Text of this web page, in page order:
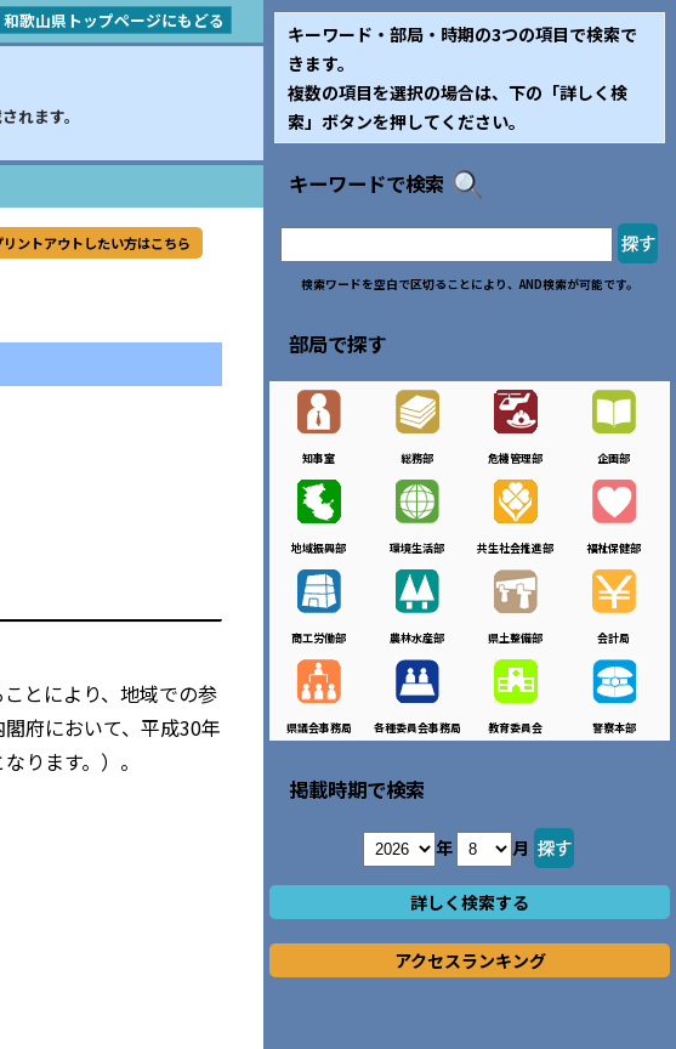
和歌山県トップページにもどる
れます。
ントアウトしたい方はこちら
とにより、地域での参
府において、平成30年
ります。）。
キーワード・部局・時期の3つの項目で検索で
きます。
複数の項目を選択の場合は、下の「詳しく検
索」ボタンを押してください。
キーワードで検索
検索ワードを空白で区切ることにより、AND検索が可能です。
部局で探す
知事室 総務部 危機管理部 企画部
地域振興部 環境生活部 共生社会推進部 福祉保健部
商工労働部 農林水産部 県土整備部 会計局
県議会事務局 各種委員会事務局 教育委員会 警察本部
掲載時期で検索
年 月
詳しく検索する
アクセスランキング